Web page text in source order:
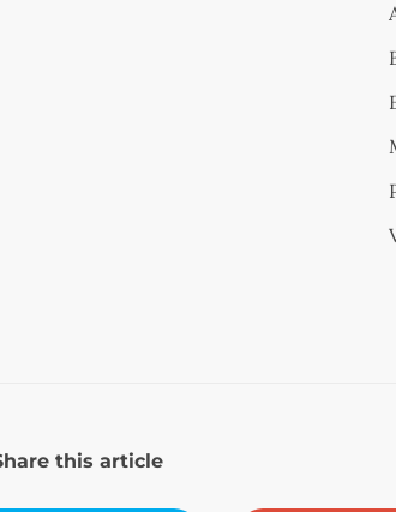
this article